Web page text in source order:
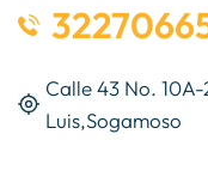
Calle 43 No.
Luis,Sogamoso